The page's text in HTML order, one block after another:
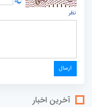
نظر
آخرین اخبار